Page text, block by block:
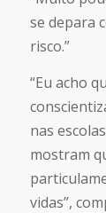
se depara
risco.”
“Eu acho
nas
mostram
vidas”,